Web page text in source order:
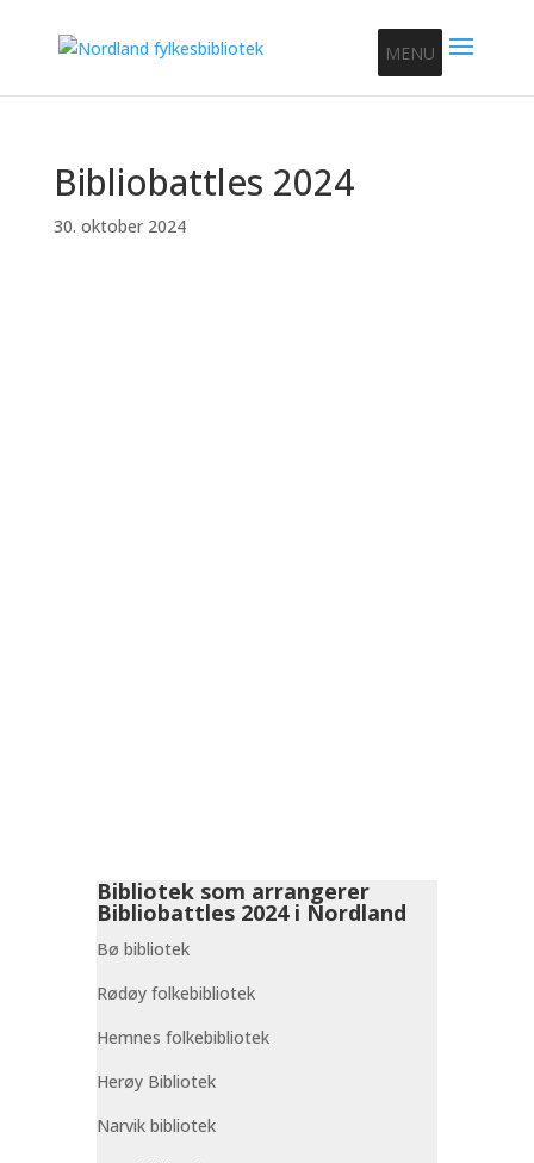
MENU
Bibliobattles 2024
30. oktober 2024
Bibliotek som arrangerer
Bibliobattles 2024 i Nordland
Bø bibliotek
Rødøy folkebibliotek
Hemnes folkebibliotek
Herøy Bibliotek
Narvik bibliotek